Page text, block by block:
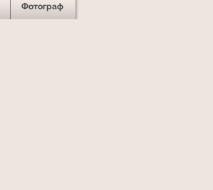
Фотограф